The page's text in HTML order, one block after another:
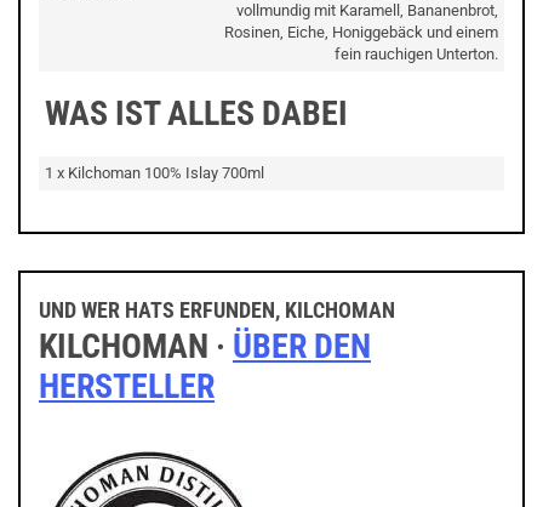
vollmundig mit Karamell, Bananenbrot,
Rosinen, Eiche, Honiggebäck und einem
fein rauchigen Unterton.
WAS IST ALLES DABEI
1 x Kilchoman 100% Islay 700ml
UND WER HATS ERFUNDEN, KILCHOMAN
KILCHOMAN · ÜBER DEN
HERSTELLER